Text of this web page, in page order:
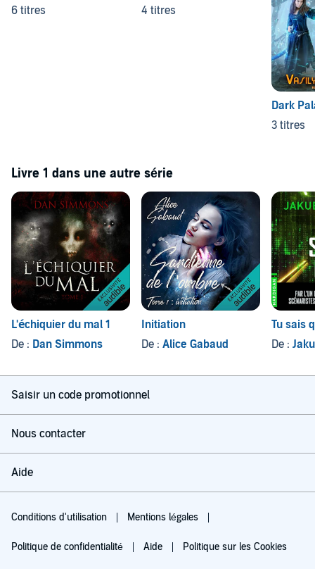
6 titres
4 titres
Dark
3 titres
Livre 1 dans une autre série
L'échiquier du mal 1
De : Dan Simmons
Initiation
De : Alice Gabaud
Tu sais
De :
Saisir un code promotionnel
Nous contacter
Aide
Conditions d'utilisation Mentions légales
Politique de confidentialité Aide Politique sur les Cookies